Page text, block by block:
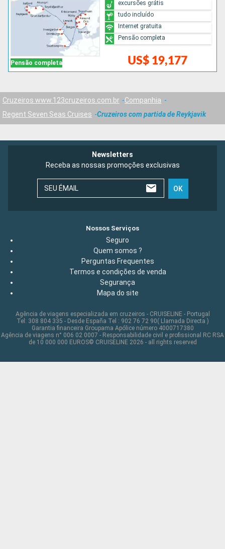
Pensão completa US$ 19,177
excursões grátis
tudo incluído
Internet gratuita
Pensão completa
Cruzeiros www.123cruzeiros.com.br
Companhia
Regent Seven Seas Cruises
Cruzeiros com partida de Reykjavik
Newsletters
Receba as nossas promoções exclusivas
SEU ÉMAIL OK
Nossos Serviços
Seguro
Quem somos ?
Perguntas Frequentes
Termos e condições de venda
Segurança
Mapa do site
Agência de viagens especializada em cruzeiros - CRUISELINE - Portugal
Tel: 308 804 335 - Desde España Tel : 902 76 72 90( Llamada Directa )
Garantia financeira Groupama Apólice número 4000717380
Agência de viagens n° 006 02 0007 - Responsabilidade civil e profissional RC RSA
de 10 000 000 EUROS© CRUISELINE 2026 - all rights reserved